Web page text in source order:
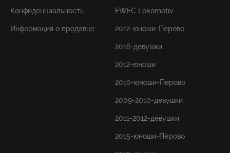
Конфиденциальность
Информация о продавце
FWFC Lokomotiv
2012-юноши-Перово
2016-девушки
2012-юноши
2010-юноши-Перово
2009-2010-девушки
2011-2012-девушки
2015-юноши-Перово